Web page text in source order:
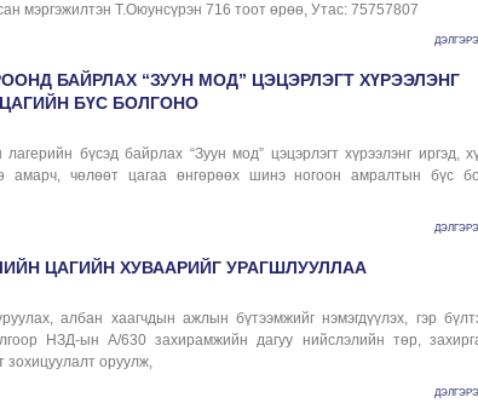
мэргэжилтэн Т.Оюунсүрэн 716 тоот өрөө, Утас: 75757807
БАЙРЛАХ “ЗУУН МОД” ЦЭЦЭРЛЭГТ ХҮРЭЭЛЭНГ
БҮС БОЛГОНО
бүсэд байрлах “Зуун мод” цэцэрлэгт хүрээлэнг иргэд,
амарч, чөлөөт цагаа өнгөрөөх шинэ ногоон амралтын бүс
ЦАГИЙН ХУВААРИЙГ УРАГШЛУУЛЛАА
албан хаагчдын ажлын бүтээмжийг нэмэгдүүлэх, гэр
НЗД-ын А/630 захирамжийн дагуу нийслэлийн төр,
зохицуулалт оруулж,